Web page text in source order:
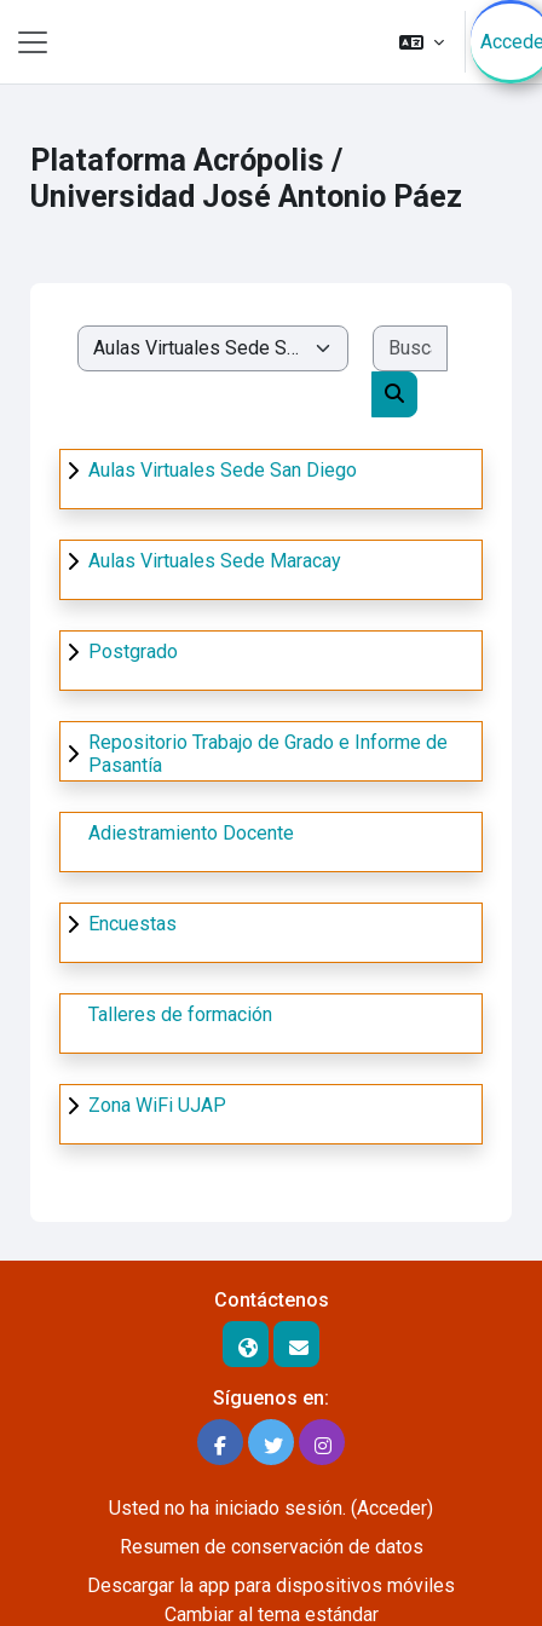
Plataforma Acrópolis /
Universidad José Antonio Páez
Categorías
Buscar cursos
Aulas Virtuales Sede San Diego
Aulas Virtuales Sede Maracay
Postgrado
Repositorio Trabajo de Grado e Informe de
Pasantía
Adiestramiento Docente
Encuestas
Talleres de formación
Zona WiFi UJAP
Contáctenos
Síguenos en:
Usted no ha iniciado sesión. (Acceder)
Resumen de conservación de datos
Descargar la app para dispositivos móviles
Cambiar al tema estándar